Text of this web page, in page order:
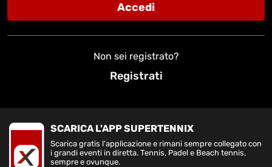
Accedi
Non sei registrato?
Registrati
SCARICA L'APP SUPERTENNIX
Scarica gratis l'applicazione e rimani sempre collegato con
i grandi eventi in diretta. Tennis, Padel e Beach tennis,
sempre e ovunque.